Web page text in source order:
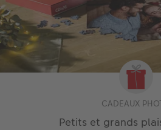
CADEAUX
Petits et grands